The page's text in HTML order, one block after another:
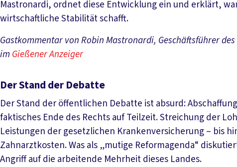
Mastronardi, ordnet diese Entwicklung ein und erklärt,
wirtschaftliche Stabilität schafft.
Gastkommentar von Robin Mastronardi, Geschäftsführer
imGießener Anzeiger
Der Stand der Debatte
Der Stand der öffentlichen Debatte ist absurd:
faktisches Ende des Rechts auf Teilzeit. Streichung der
Leistungen der gesetzlichen Krankenversicherung – bis
Zahnarztkosten. Was als „mutige Reformagenda“
Angriff auf die arbeitende Mehrheit dieses Landes.